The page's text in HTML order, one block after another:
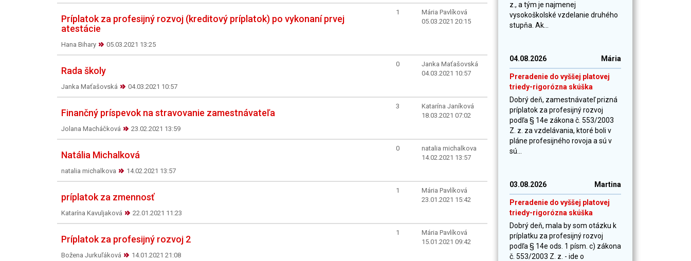
Príplatok za profesijný rozvoj (kreditový príplatok) po vykonaní prvej
atestácie
Hana Bihary 05.03.2021 13:25
1
Mária Pavlíková
05.03.2021 20:15
Rada školy
Janka Maťašovská 04.03.2021 10:57
0
Janka Maťašovská
04.03.2021 10:57
Finančný príspevok na stravovanie zamestnávateľa
Jolana Macháčková 23.02.2021 13:59
3
Katarína Janíková
18.03.2021 07:02
Natália Michalková
natalia michalkova 14.02.2021 13:57
0
natalia michalkova
14.02.2021 13:57
príplatok za zmennosť
Katarína Kavuljaková 22.01.2021 11:23
1
Mária Pavlíková
23.01.2021 15:42
Príplatok za profesijný rozvoj 2
Božena Jurkuľáková 14.01.2021 21:08
1
Mária Pavlíková
15.01.2021 09:42
z., a tým je najmenej
vysokoškolské vzdelanie druhého
stupňa. Ak...
04.08.2026 Mária
Preradenie do vyššej platovej
triedy-rigorózna skúška
Dobrý deň, zamestnávateľ prizná
príplatok za profesijný rozvoj
podľa § 14e zákona č. 553/2003
Z. z. za vzdelávania, ktoré boli v
pláne profesijného rovoja a sú v
sú...
03.08.2026 Martina
Preradenie do vyššej platovej
triedy-rigorózna skúška
Dobrý deň, mala by som otázku k
príplatku za profesijný rozvoj
podľa § 14e ods. 1 písm. c) zákona
č. 553/2003 Z. z. - ide o